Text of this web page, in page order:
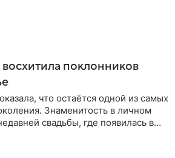
поклонников
что остаётся одной из самых
Знаменитость в личном
свадьбы, где появилась в